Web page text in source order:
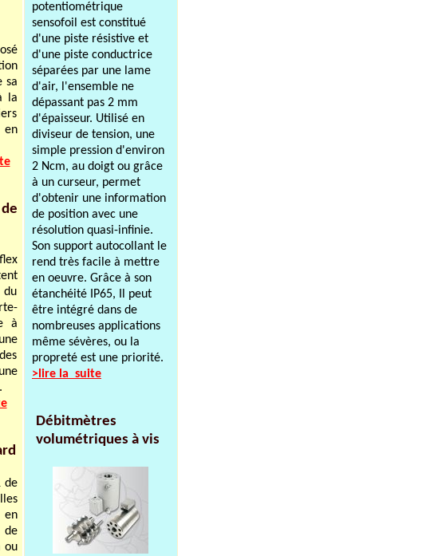
sa
la
en
du
à
de
en
de
ou
potentiométrique
sensofoil est constitué
d'une piste résistive et
d'une piste conductrice
séparées par une lame
d'air, l'ensemble ne
dépassant pas 2 mm
d'épaisseur. Utilisé en
diviseur de tension, une
simple pression d'environ
2 Ncm, au doigt ou grâce
à un curseur, permet
d'obtenir une information
de position avec une
résolution quasi-infinie.
Son support autocollant le
rend très facile à mettre
en oeuvre. Grâce à son
étanchéité IP65, Il peut
être intégré dans de
nombreuses applications
même sévères, ou la
propreté est une priorité.
>lire la suite
Débitmètres
volumétriques à vis